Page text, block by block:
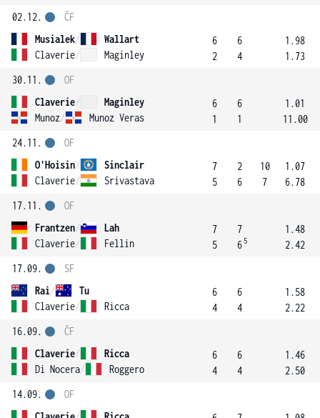
02.12.
Musialek/
Wallart
Claverie/ Maginley
ČF
6
2
6
4
1.98
1.73
30.11.
Claverie/
Maginley
Munoz/ Munoz Veras
OF
6
1
6
1
1.01
11.00
24.11.
O'Hoisin/
Sinclair
Claverie/ Srivastava
OF
7
5
2
6
10
7
1.07
6.78
17.11.
Frantzen/
Lah
Claverie/ Fellin
OF
7
5
7
6 5
1.48
2.42
17.09.
Rai/
Tu
Claverie/ Ricca
SF
6
4
6
4
1.58
2.22
16.09.
Claverie/
Ricca
Di Nocera/ Roggero
ČF
6
4
6
4
1.46
2.50
14.09.
OF